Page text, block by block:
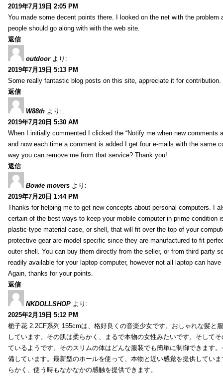
2019年7月19日 2:05 PM
You made some decent points there. I looked on the net with the problem
people should go along with with the web site.
返信
outdoor より:
2019年7月19日 5:13 PM
Some really fantastic blog posts on this site, appreciate it for contribution.
返信
W88th より:
2019年7月20日 5:30 AM
When I initially commented I clicked the “Notify me when new comments
and now each time a comment is added I get four e-mails with the same
way you can remove me from that service? Thank you!
返信
Bowie movers より:
2019年7月20日 1:44 PM
Thanks for helping me to get new concepts about personal computers. I
certain of the best ways to keep your mobile computer in prime condition
plastic-type material case, or shell, that will fit over the top of your
protective gear are model specific since they are manufactured to fit
outer shell. You can buy them directly from the seller, or from third party
readily available for your laptop computer, however not all laptop can
Again, thanks for your points.
返信
NKDOLLSHOP より:
2025年2月19日 5:12 PM
栀子花 2.2CF系列 155cmは、格好良くの音楽少女です。おしゃれな髪と
しています。その肌は柔らかく、まるで本物の女性みたいです。そして
ているようです。そのスリムの体はどんな服装でも簡単に制御できます
備しています。最新型のホールを使って、本物と近い感覚を提供してい
らかく、使う時もなかなかの感触を提供できます。